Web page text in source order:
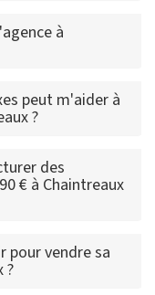
à
peut m'aider à
?
des
€ à Chaintreaux
pour vendre sa
?